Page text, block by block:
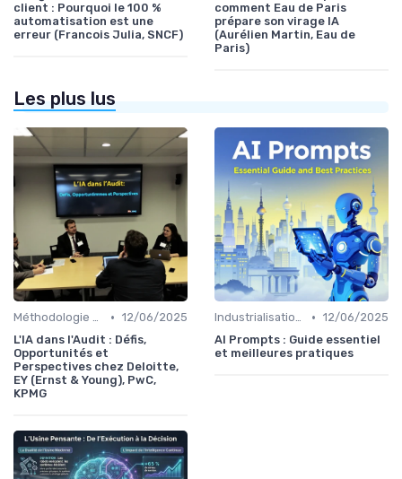
client : Pourquoi le 100 %
automatisation est une
erreur (Francois Julia, SNCF)
comment Eau de Paris
prépare son virage IA
(Aurélien Martin, Eau de
Paris)
Les plus lus
Méthodologie de déploiement IA • 12/06/2025
L'IA dans l'Audit : Défis,
Opportunités et
Perspectives chez Deloitte,
EY (Ernst & Young), PwC,
KPMG
Industrialisation des process par IA • 12/06/2025
AI Prompts : Guide essentiel
et meilleures pratiques